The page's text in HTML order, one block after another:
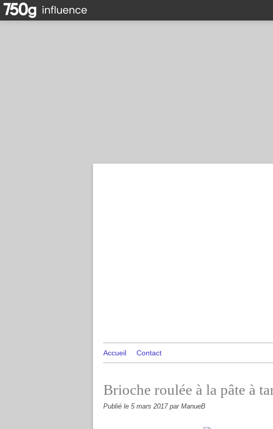
Accueil Contact
Brioche roulée à la pâte à
Publié le 5 mars 2017 par ManueB